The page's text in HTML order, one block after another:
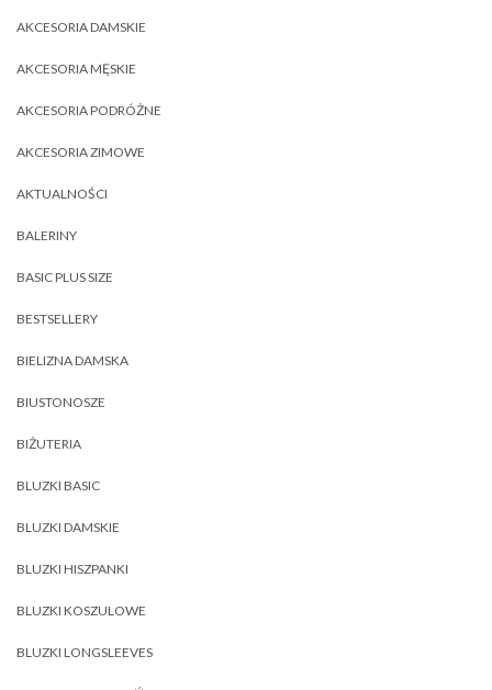
AKCESORIA DAMSKIE
AKCESORIA MĘSKIE
AKCESORIA PODRÓŻNE
AKCESORIA ZIMOWE
AKTUALNOŚCI
BALERINY
BASIC PLUS SIZE
BESTSELLERY
BIELIZNA DAMSKA
BIUSTONOSZE
BIŻUTERIA
BLUZKI BASIC
BLUZKI DAMSKIE
BLUZKI HISZPANKI
BLUZKI KOSZULOWE
BLUZKI LONGSLEEVES